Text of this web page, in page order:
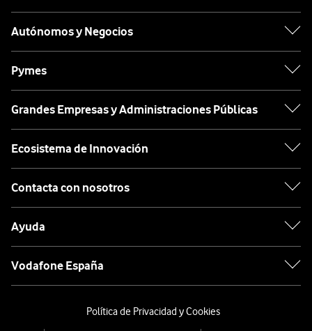
Autónomos y Negocios
Pymes
Grandes Empresas y Administraciones Públicas
Ecosistema de Innovación
Contacta con nosotros
Ayuda
Vodafone España
Política de Privacidad y Cookies